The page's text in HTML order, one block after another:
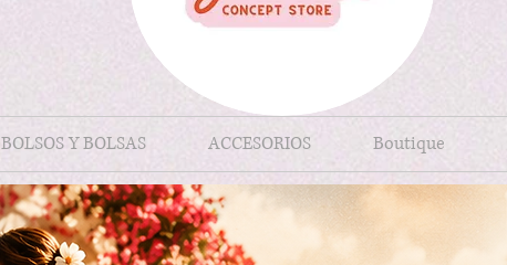
BOLSOS Y BOLSAS ACCESORIOS Boutique